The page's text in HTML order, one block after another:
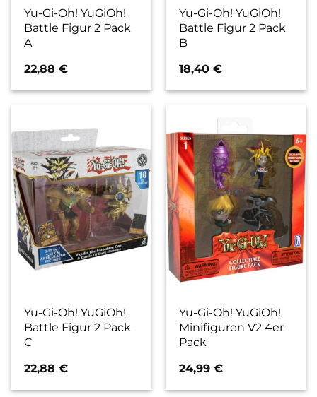
Yu-Gi-Oh! YuGiOh!
Battle Figur 2 Pack
A
22,88€
Yu-Gi-Oh! YuGiOh!
Battle Figur 2 Pack
B
18,40€
Yu-Gi-Oh! YuGiOh!
Battle Figur 2 Pack
C
22,88€
Yu-Gi-Oh! YuGiOh!
Minifiguren V2 4er
Pack
24,99€